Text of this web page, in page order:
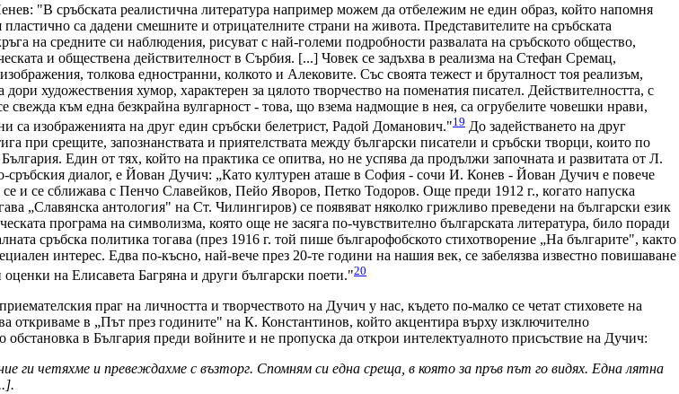
"В сръбската реалистична литература например можем да отбележим не един образ, който напомня
са дадени смешните и отрицателните страни на живота. Представителите на сръбската
на средните си наблюдения, рисуват с най-големи подробности развалата на сръбското общество,
и обществена действителност в Сърбия. [...] Човек се задъхва в реализма на Стефан Сремац,
толкова едностранни, колкото и Алековите. Със своята тежест и бруталност тоя реализъм,
художествения хумор, характерен за цялото творчество на поменатия писател. Действителността, с
свежда към една безкрайна вулгарност - това, що взема надмощие в нея, са огрубелите човешки нрави,
са изображенията на друг един сръбски белетрист, Радой Доманович."19 До задействането на друг
при срещите, запознанствата и приятелствата между български писатели и сръбски творци, които по
Един от тях, който на практика се опитва, но не успява да продължи започната и развитата от Л.
сръбския диалог, е Йован Дучич: „Като културен аташе в София - сочи И. Конев - Йован Дучич е повече
и се сближава с Пенчо Славейков, Пейо Яворов, Петко Тодоров. Още преди 1912 г., когато напуска
„Славянска антология" на Ст. Чилингиров) се появяват няколко грижливо преведени на български език
програма на символизма, която още не засяга по-чувствително българската литература, било поради
сръбска политика тогава (през 1916 г. той пише българофобското стихотворение „На българите", както
интерес. Едва по-късно, най-вече през 20-те години на нашия век, се забелязва известно повишаване
на Елисавета Багряна и други български поети."20
праг на личността и творчеството на Дучич у нас, където по-малко се четат стиховете на
откриваме в „Път през годините" на К. Константинов, който акцентира върху изключително
обстановка в България преди войните и не пропуска да открои интелектуалното присъствие на Дучич:
ги четяхме и превеждахме с възторг. Спомням си една среща, в която за пръв път го видях. Една лятна